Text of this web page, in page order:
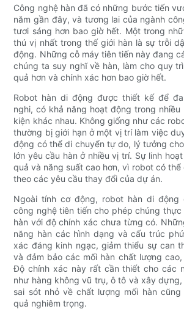
Công nghệ hàn đã có những bước tiến
năm gần đây, và tương lai của ngành
tươi sáng hơn bao giờ hết. Một trong
thú vị nhất trong thế giới hàn là sự trỗi
động. Những cỗ máy tiên tiến này đang
chúng ta suy nghĩ về hàn, làm cho quy
quả hơn và chính xác hơn bao giờ hết.
Robot hàn di động được thiết kế để
nghi, có khả năng hoạt động trong
kiện khác nhau. Không giống như các
thường bị giới hạn ở một vị trí làm việc
động có thể di chuyển tự do, lý tưởng
lớn yêu cầu hàn ở nhiều vị trí. Sự linh
quả và năng suất cao hơn, vì robot có
theo các yêu cầu thay đổi của dự án.
Ngoài tính cơ động, robot hàn di
công nghệ tiên tiến cho phép chúng
hàn với độ chính xác chưa từng có.
năng hàn các hình dạng và cấu trúc
xác đáng kinh ngạc, giảm thiểu sự can
và đảm bảo các mối hàn chất lượng
Độ chính xác này rất cần thiết cho các
như hàng không vũ trụ, ô tô và xây
sai sót nhỏ về chất lượng mối hàn
quả nghiêm trọng.